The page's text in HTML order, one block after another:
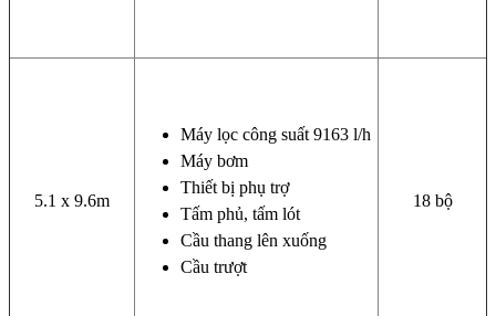
5.1 x 9.6m
Máy lọc công suất 9163 l/h
Máy bơm
Thiết bị phụ trợ
Tấm phủ, tấm lót
Cầu thang lên xuống
Cầu trượt
18 bộ